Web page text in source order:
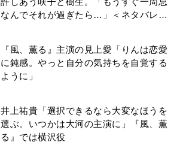
なんでそれが過ぎたら…」＜ネタバレあ
『風、薫る』主演の見上愛「りんは恋愛
に鈍感。やっと自分の気持ちを自覚する
ように」
井上祐貴「選択できるなら大変なほうを
選ぶ。いつかは大河の主演に」『風、薫
る』では横沢役